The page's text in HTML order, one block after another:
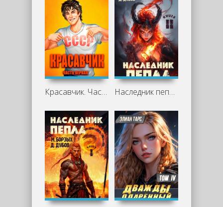
Красавчик. Часть 1 - Андрей Федин Наследник пепла. Книга II - М. Борзых, Дмитрий Дубов